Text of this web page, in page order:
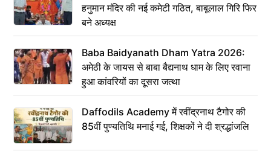
हनुमान मंदिर की नई कमेटी गठित, बाबूलाल गिरि फिर
बने अध्यक्ष
Baba Baidyanath Dham Yatra 2026:
अमेठी के जायस से बाबा बैद्यनाथ धाम के लिए रवाना
हुआ कांवरियों का दूसरा जत्था
Daffodils Academy में रवींद्रनाथ टैगोर की
85वीं पुण्यतिथि मनाई गई, शिक्षकों ने दी श्रद्धांजलि